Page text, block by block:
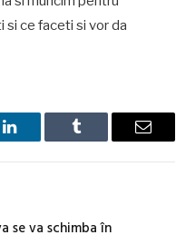
si ce faceti si vor da
LinkedIn Tumblr Email
se va schimba în